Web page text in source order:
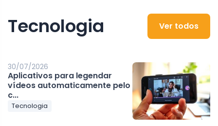
Tecnologia Ver todos
30/07/2026
Aplicativos para legendar
vídeos automaticamente pelo
c...
Tecnologia